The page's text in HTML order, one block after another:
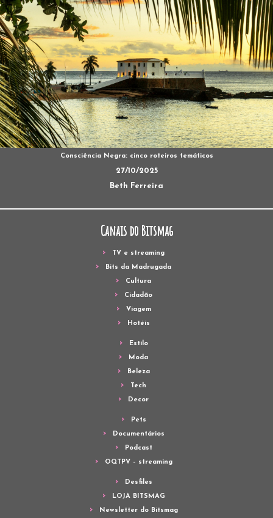
Consciência Negra: cinco roteiros temáticos
27/10/2025
Beth Ferreira
Canais do Bitsmag
TV e streaming
Bits da Madrugada
Cultura
Cidadão
Viagem
Hotéis
Estilo
Moda
Beleza
Tech
Decor
Pets
Documentários
Podcast
OQTPV – streaming
Desfiles
LOJA BITSMAG
Newsletter do Bitsmag